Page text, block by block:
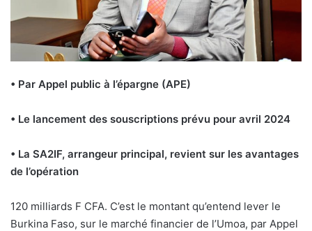
• Par Appel public à l’épargne (APE)
• Le lancement des souscriptions prévu pour avril 2024
• La SA2IF, arrangeur principal, revient sur les avantages
de l’opération
120 milliards F CFA. C’est le montant qu’entend lever le
Burkina Faso, sur le marché financier de l’Umoa, par Appel